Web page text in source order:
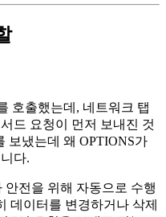
호출했는데, 네트워크 탭
드 요청이 먼저 보내진 것
보냈는데 왜 OPTIONS가
다.
전을 위해 자동으로 수행
데이터를 변경하거나 삭제